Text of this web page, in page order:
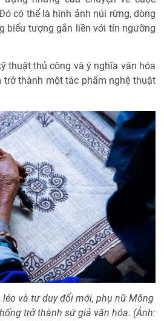
có thể là hình ảnh núi rừng, dòng
biểu tượng gắn liền với tín ngưỡng
thuật thủ công và ý nghĩa văn hóa
thành một tác phẩm nghệ thuật
léo và tư duy đổi mới, phụ nữ Mông
trở thành sứ giả văn hóa. (Ảnh: